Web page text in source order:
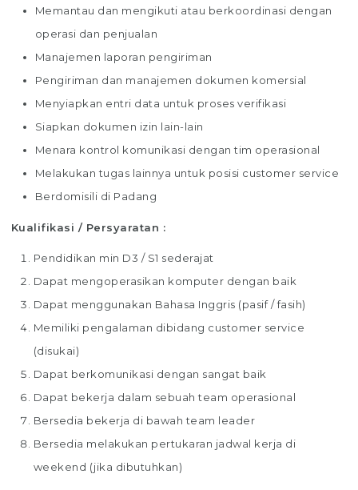
Memantau dan mengikuti atau berkoordinasi dengan
operasi dan penjualan
Manajemen laporan pengiriman
Pengiriman dan manajemen dokumen komersial
Menyiapkan entri data untuk proses verifikasi
Siapkan dokumen izin lain-lain
Menara kontrol komunikasi dengan tim operasional
Melakukan tugas lainnya untuk posisi customer service
Berdomisili di Padang
Kualifikasi / Persyaratan :
Pendidikan min D3 / S1 sederajat
Dapat mengoperasikan komputer dengan baik
Dapat menggunakan Bahasa Inggris (pasif / fasih)
Memiliki pengalaman dibidang customer service
(disukai)
Dapat berkomunikasi dengan sangat baik
Dapat bekerja dalam sebuah team operasional
Bersedia bekerja di bawah team leader
Bersedia melakukan pertukaran jadwal kerja di
weekend (jika dibutuhkan)